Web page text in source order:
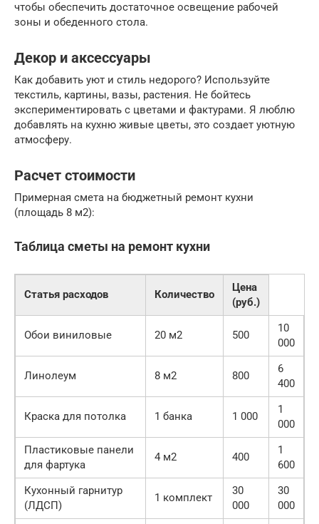
чтобы обеспечить достаточное освещение рабочей
зоны и обеденного стола.
Декор и аксессуары
Как добавить уют и стиль недорого? Используйте
текстиль, картины, вазы, растения. Не бойтесь
экспериментировать с цветами и фактурами. Я люблю
добавлять на кухню живые цветы, это создает уютную
атмосферу.
Расчет стоимости
Примерная смета на бюджетный ремонт кухни
(площадь 8 м2):
Таблица сметы на ремонт кухни
Статья расходов Количество
Цена
(руб.)
Обои виниловые 20 м2 500
10
000
Линолеум 8 м2 800
6
400
Краска для потолка 1 банка 1 000
1
000
Пластиковые панели
для фартука
4 м2 400
1
600
Кухонный гарнитур
(ЛДСП)
1 комплект
30
000
30
000